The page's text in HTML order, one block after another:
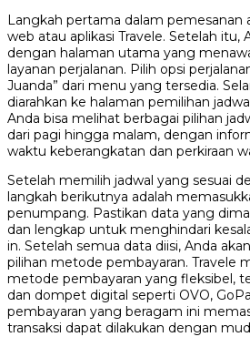
Langkah pertama dalam pemesanan
web atau aplikasi Travele. Setelah itu,
dengan halaman utama yang
layanan perjalanan. Pilih opsi
Juanda” dari menu yang tersedia.
diarahkan ke halaman pemilihan
Anda bisa melihat berbagai pilihan
dari pagi hingga malam, dengan
waktu keberangkatan dan perkiraan
Setelah memilih jadwal yang sesuai
langkah berikutnya adalah
penumpang. Pastikan data yang
dan lengkap untuk menghindari
in. Setelah semua data diisi, Anda
pilihan metode pembayaran. Travele
metode pembayaran yang fleksibel,
dan dompet digital seperti OVO,
pembayaran yang beragam ini
transaksi dapat dilakukan dengan